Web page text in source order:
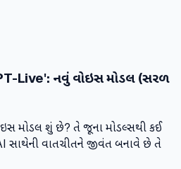
Live': નવું વોઇસ મોડલ (સરળ
મોડલ શું છે? તે જૂના મોડલ્સથી કઈ
સાથેની વાતચીતને જીવંત બનાવે છે તે